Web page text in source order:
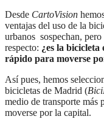
Desde CartoVision
ventajas del uso de la
urbanos sospechan,
respecto: ¿es la
rápido para moverse
Así pues, hemos
bicicletas de Madrid (
medio de transporte más
moverse por la capital.